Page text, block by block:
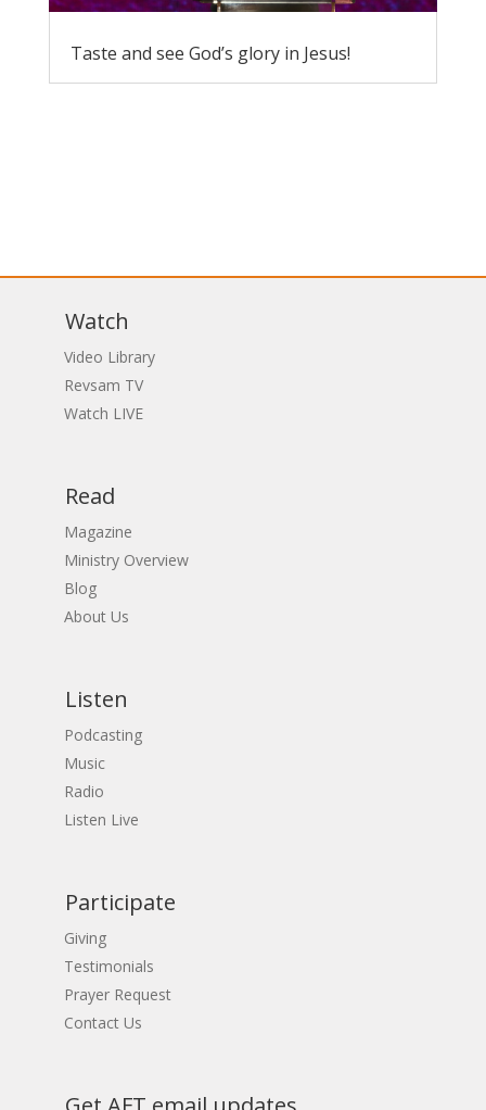
Taste and see God’s glory in Jesus!
Watch
Video Library
Revsam TV
Watch LIVE
Read
Magazine
Ministry Overview
Blog
About Us
Listen
Podcasting
Music
Radio
Listen Live
Participate
Giving
Testimonials
Prayer Request
Contact Us